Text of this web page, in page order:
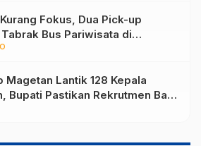
Fokus, Dua Pick-up
Tabrak Bus Pariwisata di
Ponorogo
Magetan Lantik 128 Kepala
Bupati Pastikan Rekrutmen Baru
untuk Isi Jabatan yang